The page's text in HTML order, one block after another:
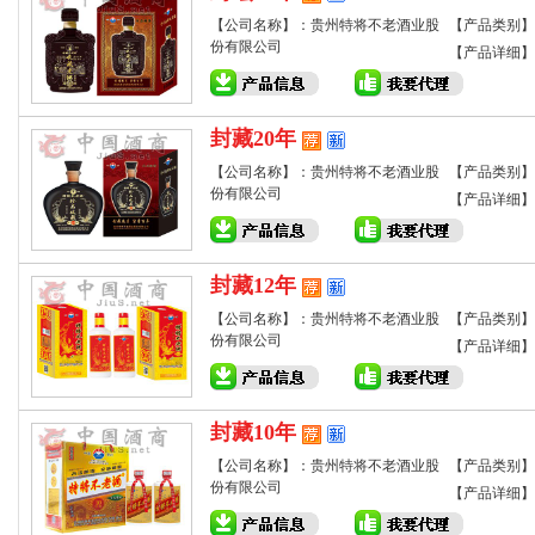
【公司名称】：贵州特将不老酒业股
份有限公司
【产品类别
【产品详细
封藏20年
【公司名称】：贵州特将不老酒业股
份有限公司
【产品类别
【产品详细
封藏12年
【公司名称】：贵州特将不老酒业股
份有限公司
【产品类别
【产品详细
封藏10年
【公司名称】：贵州特将不老酒业股
份有限公司
【产品类别
【产品详细